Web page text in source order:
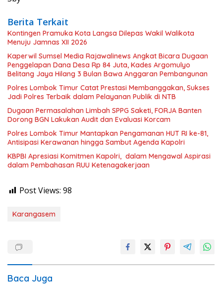
Berita Terkait
Kontingen Pramuka Kota Langsa Dilepas Wakil Walikota
Menuju Jamnas XII 2026
Kaperwil Sumsel Media Rajawalinews Angkat Bicara Dugaan
Penggelapan Dana Desa Rp 84 Juta, Kades Argomulyo
Belitang Jaya Hilang 3 Bulan Bawa Anggaran Pembangunan
Polres Lombok Timur Catat Prestasi Membanggakan, Sukses
Jadi Polres Terbaik dalam Pelayanan Publik di NTB
Dugaan Permasalahan Limbah SPPG Saketi, FORJA Banten
Dorong BGN Lakukan Audit dan Evaluasi Korcam
Polres Lombok Timur Mantapkan Pengamanan HUT RI ke-81,
Antisipasi Kerawanan hingga Sambut Agenda Kapolri
KBPBI Apresiasi Komitmen Kapolri, dalam Mengawal Aspirasi
dalam Pembahasan RUU Ketenagakerjaan
Post Views: 98
Karangasem
Baca Juga